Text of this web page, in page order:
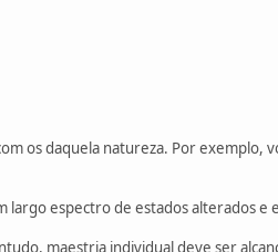
os daquela natureza. Por exemplo,
largo espectro de estados alterados e
maestria individual deve ser